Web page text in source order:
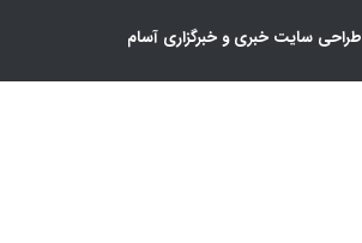
طراحی سایت خبری و خبرگزاری آسام